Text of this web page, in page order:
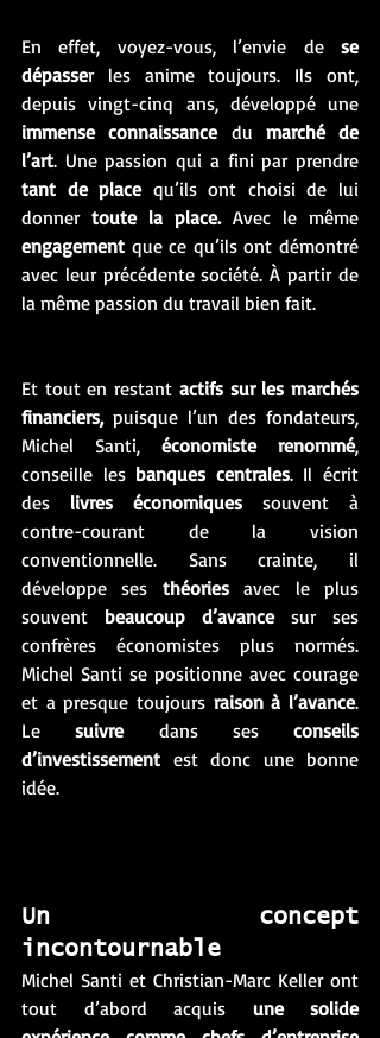
En effet, voyez-vous, l’envie de se
dépasser les anime toujours. Ils ont,
immense connaissance du marché de
l’art. Une passion qui a fini par prendre
tant de place qu’ils ont choisi de lui
donner toute la place.
engagement que ce qu’ils ont démontré
avec leur précédente société. À partir de
la même passion du travail bien fait.
Et tout en restant actifs sur les marchés
financiers, puisque l’un des fondateurs,
Michel Santi, économiste renommé,
conseille les banques centrales. Il écrit
des livres économiques souvent à
contre-courant de la vision
conventionnelle. Sans crainte, il
développe ses théories avec le plus
souvent beaucoup d’avance sur ses
confrères économistes plus normés.
Michel Santi se positionne avec courage
et a presque toujours raison à l’avance.
Le suivre dans ses conseils
d’investissement est donc une bonne
idée.
Un concept
incontournable
Michel Santi et Christian-Marc Keller ont
tout d’abord acquis une solide